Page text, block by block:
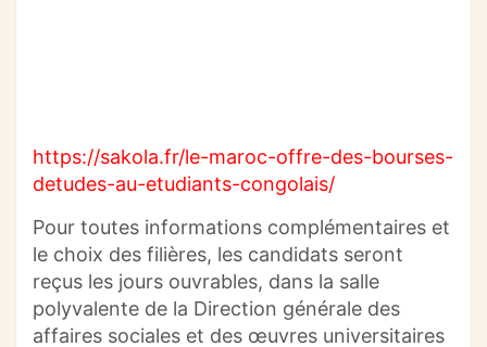
https://sakola.fr/le-maroc-offre-des-bourses-
detudes-au-etudiants-congolais/
Pour toutes informations complémentaires et
le choix des filières, les candidats seront
reçus les jours ouvrables, dans la salle
polyvalente de la Direction générale des
affaires sociales et des œuvres universitaires